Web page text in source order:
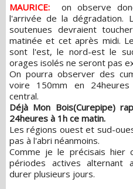
MAURICE: on observe
l'arrivée de la dégradation.
soutenues devraient
matinée et cet après midi.
sont l'est, le nord-est le
orages isolés ne seront pas
On pourra observer des
voire 150mm en
central.
Déjà Mon Bois(Curepipe)
24heures à 1h ce matin.
Les régions ouest et sud-
pas à l'abri néanmoins.
Comme je le précisais
périodes actives alternant
durer plusieurs jours.